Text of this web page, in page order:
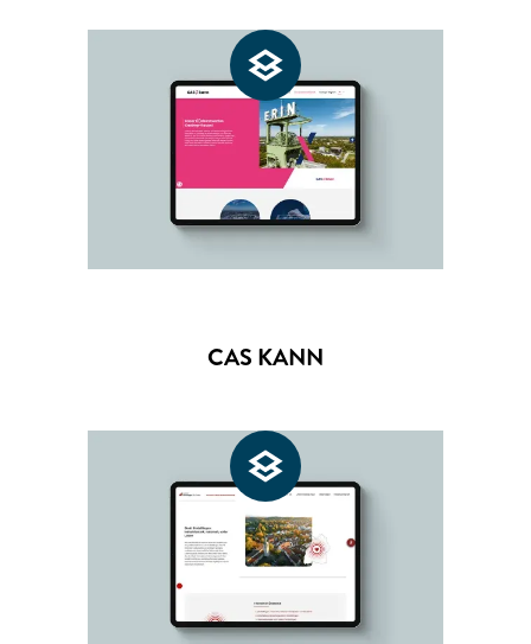
CAS KANN